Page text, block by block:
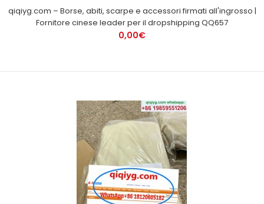
qiqiyg.com – Borse, abiti, scarpe e accessori firmati all'ingrosso |
Fornitore cinese leader per il dropshipping QQ657
0,00€